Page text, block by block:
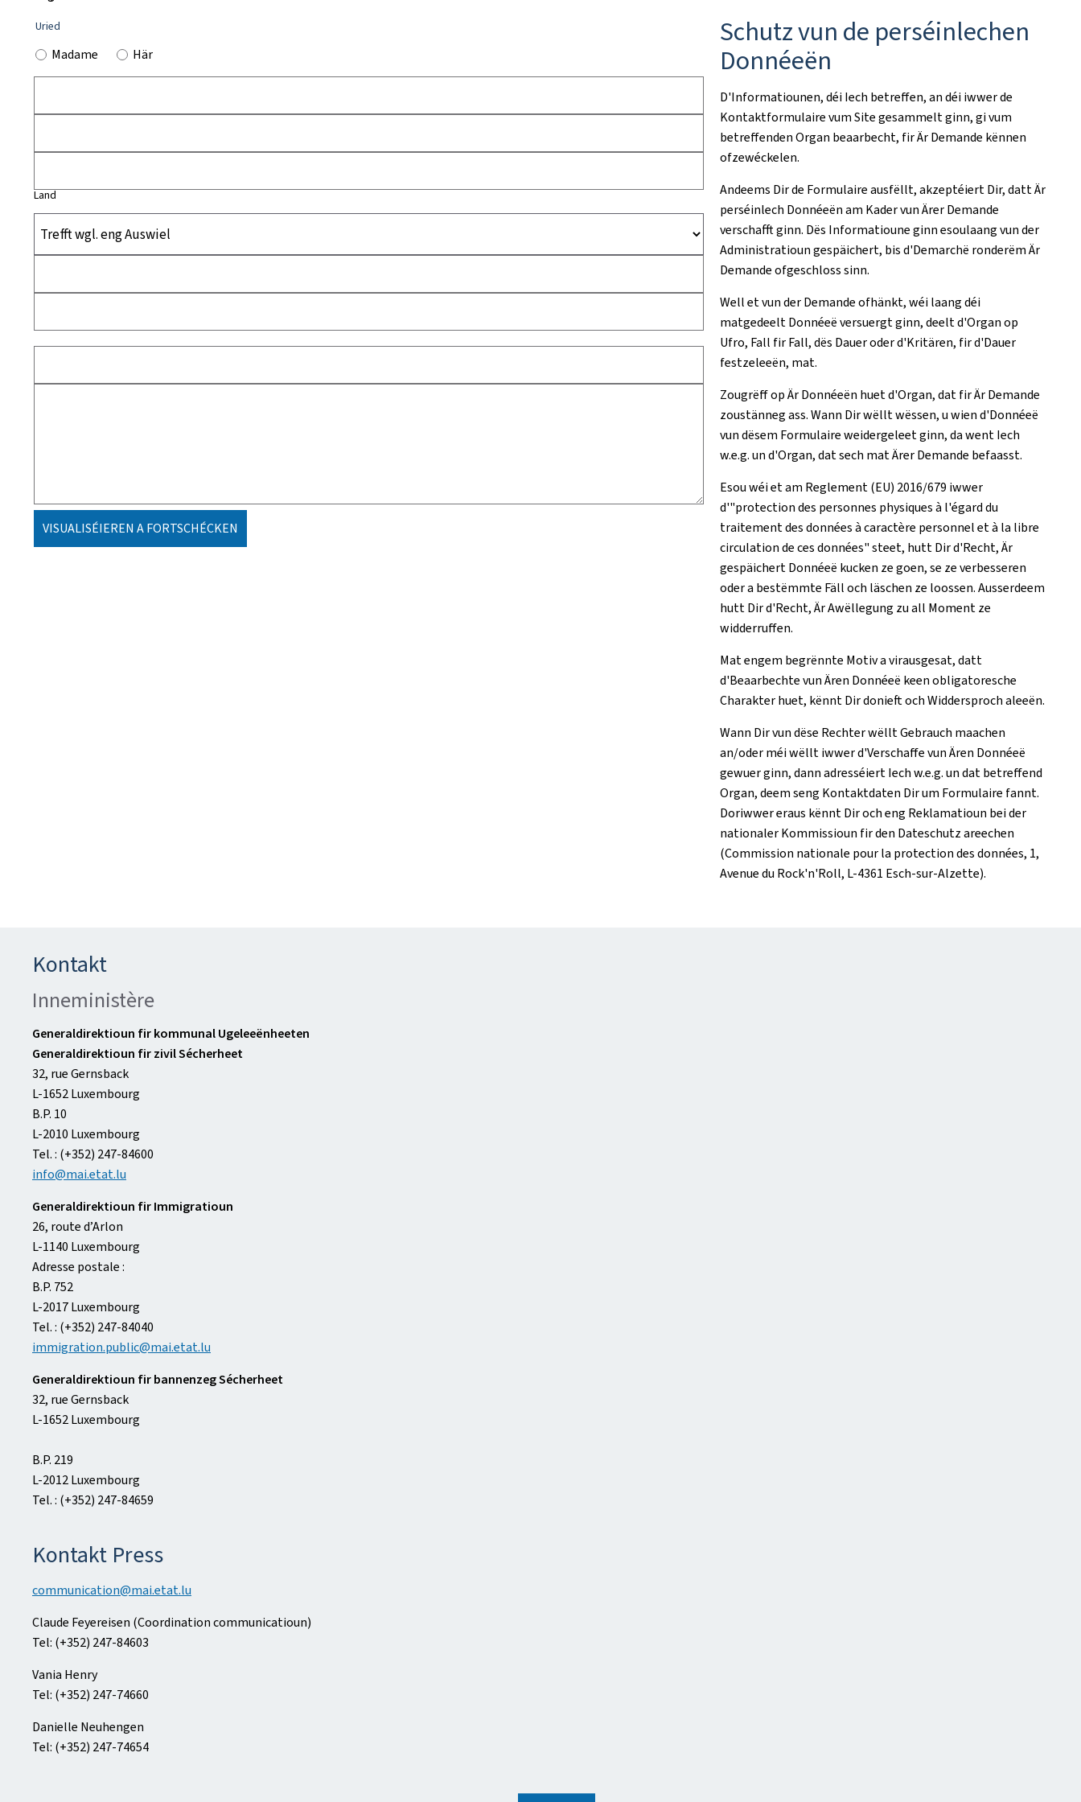
Uried
Madame Här
Land
VISUALISÉIEREN A FORTSCHÉCKEN
Schutz vun de perséinlechen
Donnéeën
D'Informatiounen, déi Iech betreffen, an déi iwwer de
Kontaktformulaire vum Site gesammelt ginn, gi vum
betreffenden Organ beaarbecht, fir Är Demande kënnen
ofzewéckelen.
Andeems Dir de Formulaire ausfëllt, akzeptéiert Dir, datt Är
perséinlech Donnéeën am Kader vun Ärer Demande
verschafft ginn. Dës Informatioune ginn esoulaang vun der
Administratioun gespäichert, bis d'Demarchë ronderëm Är
Demande ofgeschloss sinn.
Well et vun der Demande ofhänkt, wéi laang déi
matgedeelt Donnéeë versuergt ginn, deelt d'Organ op
Ufro, Fall fir Fall, dës Dauer oder d'Kritären, fir d'Dauer
festzeleeën, mat.
Zougrëff op Är Donnéeën huet d'Organ, dat fir Är Demande
zoustänneg ass. Wann Dir wëllt wëssen, u wien d'Donnéeë
vun dësem Formulaire weidergeleet ginn, da went Iech
w.e.g. un d'Organ, dat sech mat Ärer Demande befaasst.
Esou wéi et am Reglement (EU) 2016/679 iwwer
d'"protection des personnes physiques à l'égard du
traitement des données à caractère personnel et à la libre
circulation de ces données" steet, hutt Dir d'Recht, Är
gespäichert Donnéeë kucken ze goen, se ze verbesseren
oder a bestëmmte Fäll och läschen ze loossen. Ausserdeem
hutt Dir d'Recht, Är Awëllegung zu all Moment ze
widderruffen.
Mat engem begrënnte Motiv a virausgesat, datt
d'Beaarbechte vun Ären Donnéeë keen obligatoresche
Charakter huet, kënnt Dir donieft och Widdersproch aleeën.
Wann Dir vun dëse Rechter wëllt Gebrauch maachen
an/oder méi wëllt iwwer d'Verschaffe vun Ären Donnéeë
gewuer ginn, dann adresséiert Iech w.e.g. un dat betreffend
Organ, deem seng Kontaktdaten Dir um Formulaire fannt.
Doriwwer eraus kënnt Dir och eng Reklamatioun bei der
nationaler Kommissioun fir den Dateschutz areechen
(Commission nationale pour la protection des données, 1,
Avenue du Rock'n'Roll, L-4361 Esch-sur-Alzette).
Kontakt
Inneministère
Generaldirektioun fir kommunal Ugeleeënheeten
Generaldirektioun fir zivil Sécherheet
32, rue Gernsback
L-1652 Luxembourg
B.P. 10
L-2010 Luxembourg
Tel. : (+352) 247-84600
info@mai.etat.lu
Generaldirektioun fir Immigratioun
26, route d’Arlon
L-1140 Luxembourg
Adresse postale :
B.P. 752
L-2017 Luxembourg
Tel. : (+352) 247-84040
immigration.public@mai.etat.lu
Generaldirektioun fir bannenzeg Sécherheet
32, rue Gernsback
L-1652 Luxembourg
B.P. 219
L-2012 Luxembourg
Tel. : (+352) 247-84659
Kontakt Press
communication@mai.etat.lu
Claude Feyereisen (Coordination communicatioun)
Tel: (+352) 247-84603
Vania Henry
Tel: (+352) 247-74660
Danielle Neuhengen
Tel: (+352) 247-74654